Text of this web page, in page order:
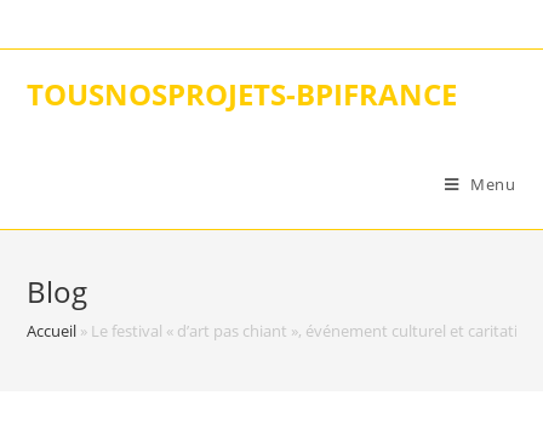
to
TOUSNOSPROJETS-BPIFRANCE
Menu
Blog
Accueil » Le festival « d’art pas chiant », événement culturel et caritatif,